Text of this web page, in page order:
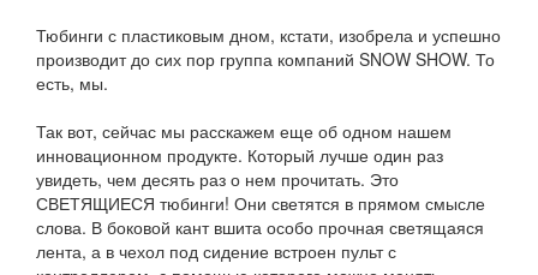
Тюбинги с пластиковым дном, кстати, изобрела и успешно
производит до сих пор группа компаний SNOW SHOW. То
есть, мы.
Так вот, сейчас мы расскажем еще об одном нашем
инновационном продукте. Который лучше один раз
увидеть, чем десять раз о нем прочитать. Это
СВЕТЯЩИЕСЯ тюбинги! Они светятся в прямом смысле
слова. В боковой кант вшита особо прочная светящаяся
лента, а в чехол под сидение встроен пульт с